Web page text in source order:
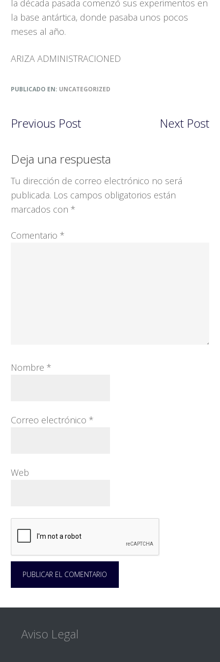
la década pasada comenzó sus experimentos en
la base antártica, donde pasaba unos pocos
meses al año.
ARIZA ADMINISTRACIONED
PUBLICADO EN: UNCATEGORIZED
Previous Post Next Post
Interacciones
con
los
lectores
Deja una respuesta
Tu dirección de correo electrónico no será
publicada. Los campos obligatorios están
marcados con*
Comentario*
Nombre*
Correo electrónico*
Web
Footer
Aviso Legal